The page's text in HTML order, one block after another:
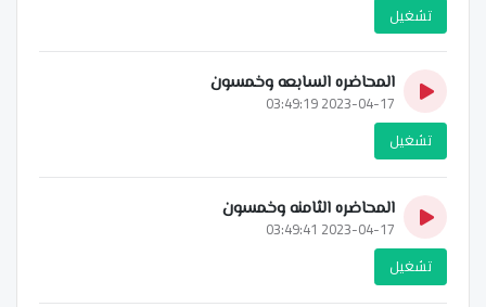
تشغيل
المحاضره السابعه وخمسون
2023-04-17 03:49:19
تشغيل
المحاضره الثامنه وخمسون
2023-04-17 03:49:41
تشغيل